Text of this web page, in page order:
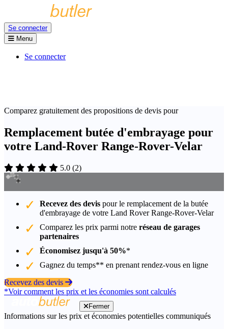
Se connecter
Menu
Se connecter
Comparez gratuitement des propositions de devis pour
Remplacement butée d'embrayage pour
votre Land-Rover Range-Rover-Velar
5.0 (2)
Recevez des devis pour le remplacement de la butée
d'embrayage de votre Land Rover Range-Rover-Velar
Comparez les prix parmi notre réseau de garages
partenaires
Économisez jusqu'à 50%*
Gagnez du temps** en prenant rendez-vous en ligne
Recevez des devis
*Voir comment les prix et les économies sont calculés
Fermer
Informations sur les prix et économies potentielles communiqués